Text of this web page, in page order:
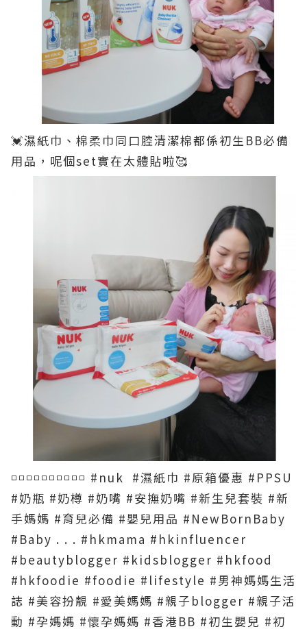
💓濕紙巾、棉柔巾同口腔清潔棉都係初生BB必備
用品，呢個set實在太體貼啦🥰
◽️◽️◽️◽️◽️◽️◽️◽️◽️◽️ #nuk #濕紙巾 #原箱優惠 #PPSU
#奶瓶 #奶樽 #奶嘴 #安撫奶嘴 #新生兒套裝 #新
手媽媽 #育兒必備 #嬰兒用品 #NewBornBaby
#Baby . . . #hkmama #hkinfluencer
#beautyblogger #kidsblogger #hkfood
#hkfoodie #foodie #lifestyle #男神媽媽生活
誌 #美容扮靚 #愛美媽媽 #親子blogger #親子活
動 #孕媽媽 #懷孕媽媽 #香港BB #初生嬰兒 #初